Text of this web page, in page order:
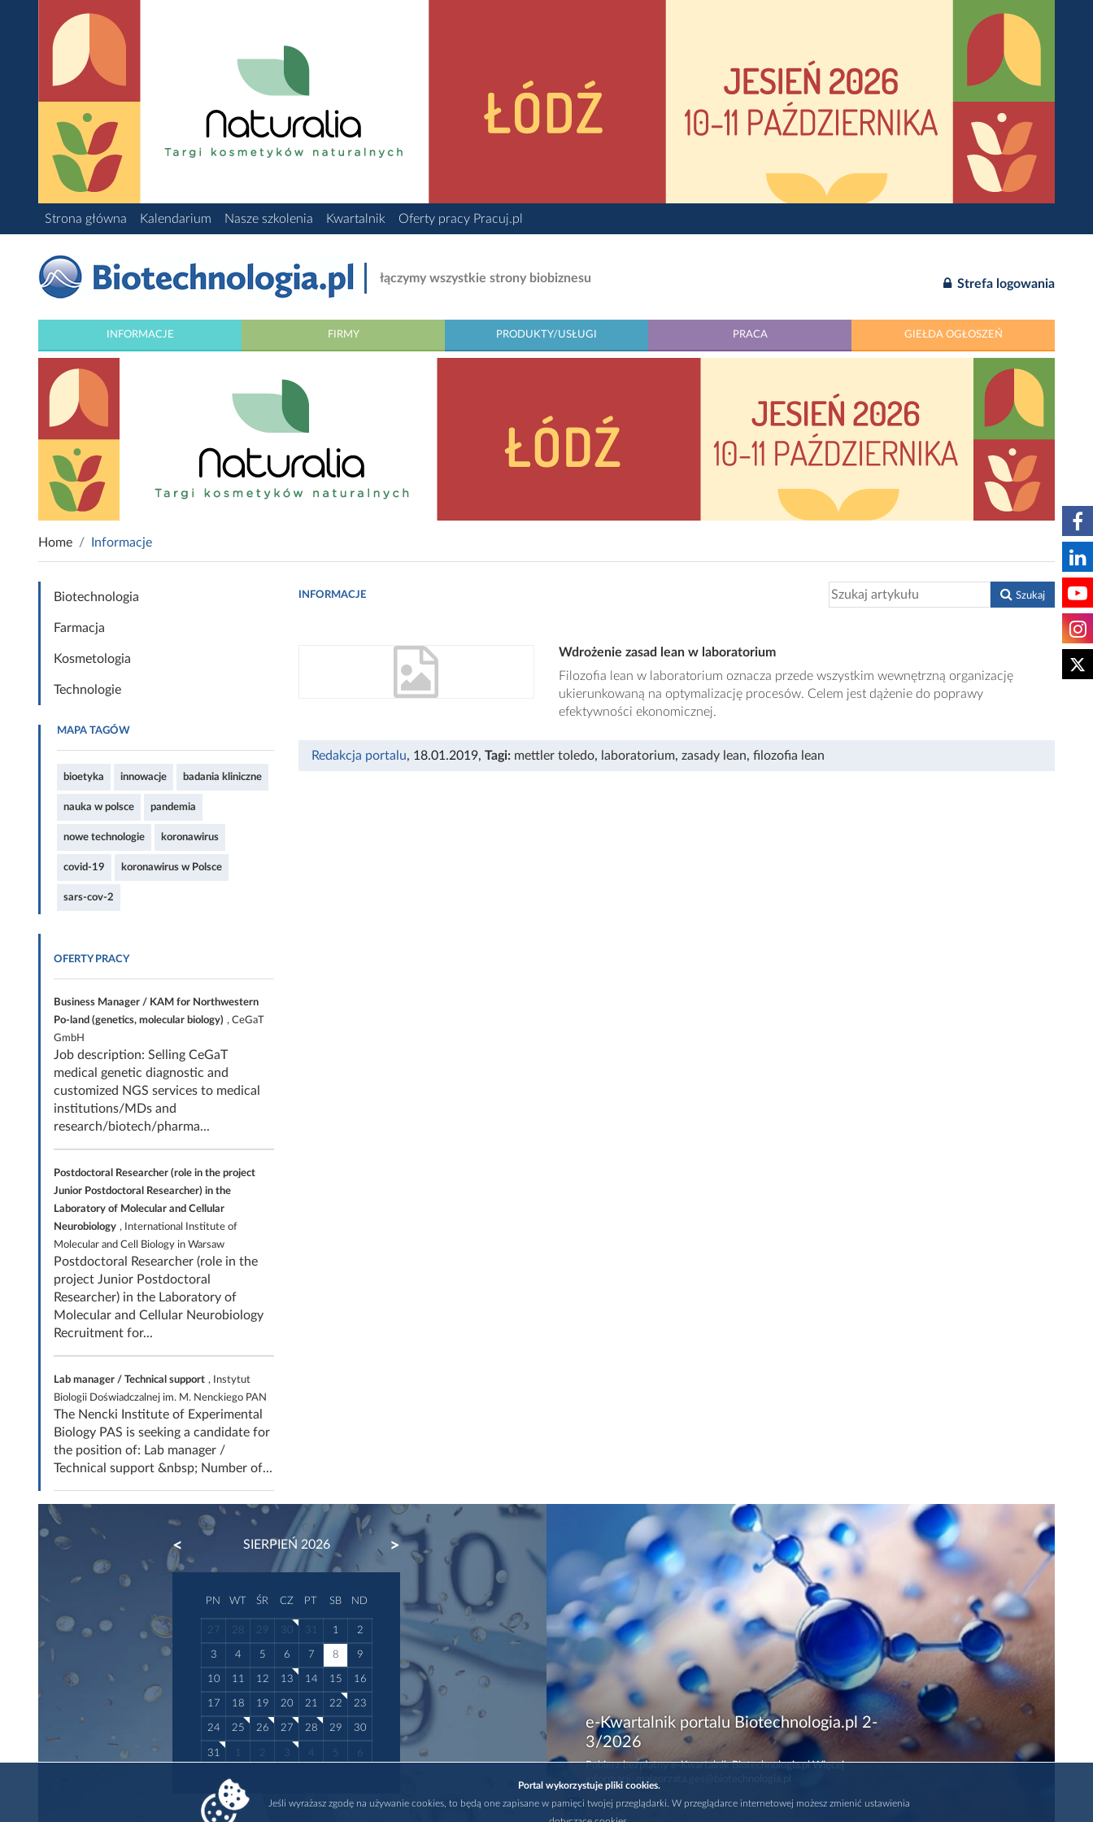
Strona główna Kalendarium Nasze szkolenia Kwartalnik Oferty pracy Pracuj.pl
łączymy wszystkie strony biobiznesu Strefa logowania
INFORMACJE FIRMY PRODUKTY/USŁUGI PRACA GIEŁDA OGŁOSZEŃ
Home Informacje
Biotechnologia
Farmacja
Kosmetologia
Technologie
MAPA TAGÓW
bioetyka innowacje badania kliniczne
nauka w polsce pandemia
nowe technologie koronawirus
covid-19 koronawirus w Polsce
sars-cov-2
OFERTY PRACY
Business Manager / KAM for Northwestern
Po-land (genetics, molecular biology) , CeGaT
GmbH
Job description: Selling CeGaT
medical genetic diagnostic and
customized NGS services to medical
institutions/MDs and
research/biotech/pharma...
Postdoctoral Researcher (role in the project
Junior Postdoctoral Researcher) in the
Laboratory of Molecular and Cellular
Neurobiology , International Institute of
Molecular and Cell Biology in Warsaw
Postdoctoral Researcher (role in the
project Junior Postdoctoral
Researcher) in the Laboratory of
Molecular and Cellular Neurobiology
Recruitment for...
Lab manager / Technical support , Instytut
Biologii Doświadczalnej im. M. Nenckiego PAN
The Nencki Institute of Experimental
Biology PAS is seeking a candidate for
the position of: Lab manager /
Technical support &nbsp; Number of...
INFORMACJE Szukaj
Wdrożenie zasad lean w laboratorium
Filozofia lean w laboratorium oznacza przede wszystkim wewnętrzną organizację
ukierunkowaną na optymalizację procesów. Celem jest dążenie do poprawy
efektywności ekonomicznej.
Redakcja portalu, 18.01.2019, Tagi: mettler toledo, laboratorium, zasady lean, filozofia lean
SIERPIEŃ 2026
PREVIOUS NEXT
PN WT ŚR CZ PT SB ND
27 28 29 30 31 1 2
3 4 5 6 7 8 9
10 11 12 13 14 15 16
17 18 19 20 21 22 23
24 25 26 27 28 29 30
31 1 2 3 4 5 6
e-Kwartalnik portalu Biotechnologia.pl 2-
3/2026
Pobierz bezpłatny e-Kwartalnik Biotechnologia.pl Więcej
informacji: malgorzata.ges@biotechnologia.pl
Portal wykorzystuje pliki cookies.
Jeśli wyrażasz zgodę na używanie cookies, to będą one zapisane w pamięci twojej przeglądarki. W przeglądarce internetowej możesz zmienić ustawienia